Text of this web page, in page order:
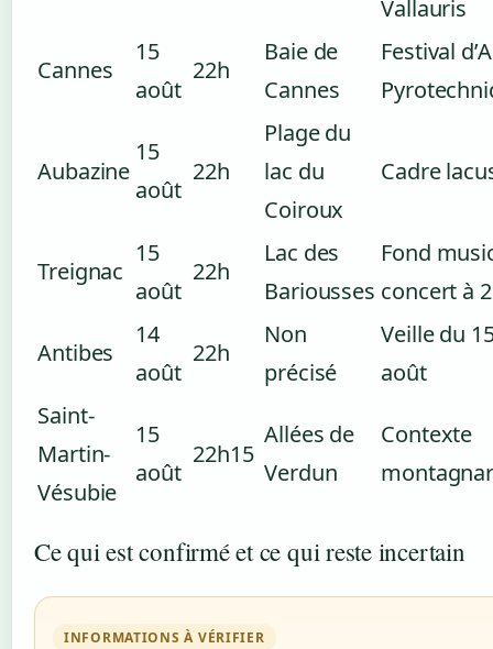
Vallauris
Cannes
15
août
22h
Baie de
Cannes
Festival
Aubazine
15
août
22h
Plage du
lac du
Coiroux
Cadre
Treignac
15
août
22h
Lac des
Bariousses
Fond
concert à
Antibes
14
août
22h
Non
précisé
Veille du
août
Saint-
Martin-
Vésubie
15
août
22h15
Allées de
Verdun
Contexte
Ce qui est confirmé et ce qui reste incertain
INFORMATIONS À VÉRIFIER